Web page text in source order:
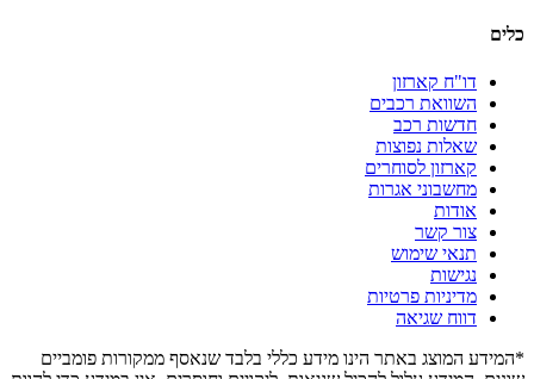
כלים
דו"ח קארזון
השוואת רכבים
חדשות רכב
שאלות נפוצות
קארזון לסוחרים
מחשבוני אגרות
אודות
צור קשר
תנאי שימוש
נגישות
מדיניות פרטיות
דווח שגיאה
*המידע המוצג באתר הינו מידע כללי בלבד שנאסף ממקורות פומביים